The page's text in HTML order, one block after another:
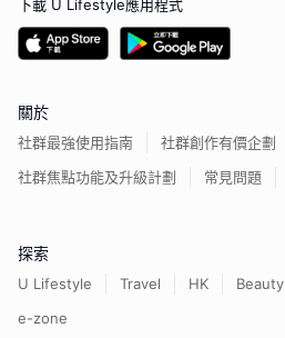
下載 U Lifestyle應用程式
關於
社群最強使用指南
社群創作有價企劃
社群焦點功能及升級計劃
常見問題
探索
U Lifestyle Travel HK Beauty
e-zone